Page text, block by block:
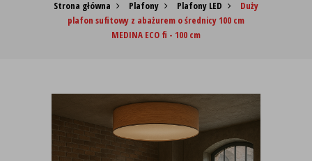
Strona główna Plafony Plafony LED
Duży
plafon sufitowy z abażurem o średnicy 100 cm
MEDINA ECO fi - 100 cm